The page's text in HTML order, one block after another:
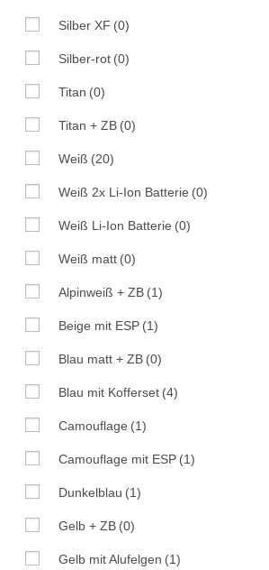
Silber XF (0)
Silber-rot (0)
Titan (0)
Titan + ZB (0)
Weiß (20)
Weiß 2x Li-Ion Batterie (0)
Weiß Li-Ion Batterie (0)
Weiß matt (0)
Alpinweiß + ZB (1)
Beige mit ESP (1)
Blau matt + ZB (0)
Blau mit Kofferset (4)
Camouflage (1)
Camouflage mit ESP (1)
Dunkelblau (1)
Gelb + ZB (0)
Gelb mit Alufelgen (1)